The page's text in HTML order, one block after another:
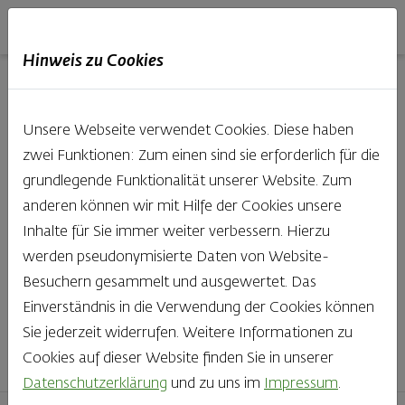
Backstube entdecken
Was gibt es Schöneres, als bei Brot & Gebäck die Qual
der Wahl zu haben? Noch dazu, wenn so großer Wert
auf den kleinen, feinen Unterschied gelegt wird, wie bei
Haubis. Beste Zutaten und Handwerk, das seinen
Namen auch verdient – das schmeckt man einfach!
Finden Sie Ihr Lieblingsprodukt
Hinweis zu Cookies
Unsere Webseite verwendet Cookies. Diese haben
zwei Funktionen: Zum einen sind sie erforderlich für die
grundlegende Funktionalität unserer Website. Zum
anderen können wir mit Hilfe der Cookies unsere
Inhalte für Sie immer weiter verbessern. Hierzu
werden pseudonymisierte Daten von Website-
Besuchern gesammelt und ausgewertet. Das
Einverständnis in die Verwendung der Cookies können
Sie jederzeit widerrufen. Weitere Informationen zu
Cookies auf dieser Website finden Sie in unserer
Datenschutzerklärung und zu uns im Impressum.